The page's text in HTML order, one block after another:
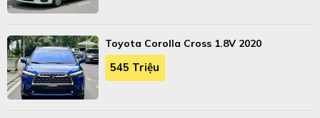
Toyota Corolla Cross 1.8V 2020
545 Triệu